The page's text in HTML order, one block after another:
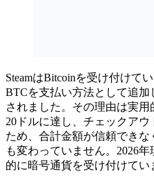
SteamはBitcoinを受け付けて
BTCを支払い方法として追
されました。その理由は実
20ドルに達し、チェックア
ため、合計金額が信頼でき
も変わっていません。2026
的に暗号通貨を受け付けてい